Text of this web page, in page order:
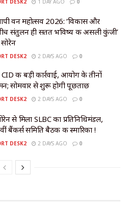
वन महोत्सव 2026: ‘विकास और
संतुलन ही सतत भविष्य की असली कुंजी’
DESK2 2 DAYS AGO 0
की बड़ी कार्रवाई, आयोग के तीनों
सोमवार से शुरू होगी पूछताछ
DESK2 2 DAYS AGO 0
से मिला SLBC का प्रतिनिधिमंडल,
बैंकर्स समिति बैठक की स्मारिका !
DESK2 2 DAYS AGO 0